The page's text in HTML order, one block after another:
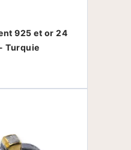
925 et or 24
-Turquie